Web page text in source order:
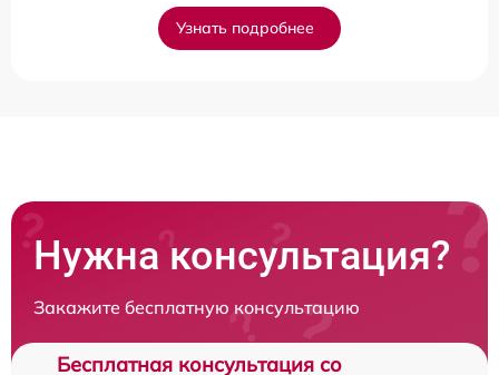
Узнать подробнее
Нужна консультация?
Закажите бесплатную консультацию
Бесплатная консультация со